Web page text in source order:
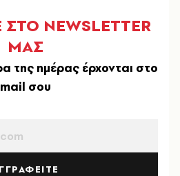
NEWSLETTER
ΜΑΣ
της ημέρας έρχονται στο
mail σου